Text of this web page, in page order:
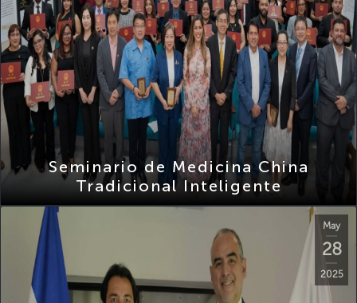
Seminario de Medicina China
Tradicional Inteligente
28
2025